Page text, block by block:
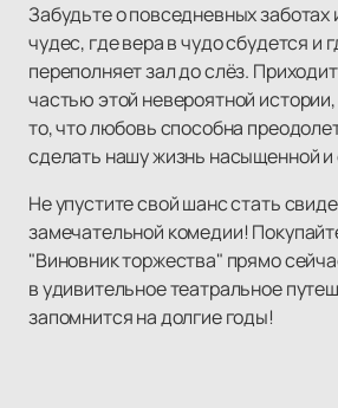
Забудьте о повседневных заботах
чудес, где вера в чудо сбудется и
переполняет зал до слёз.
частью этой невероятной
то, что любовь способна
сделать нашу жизнь насыщенной и
Не упустите свой шанс стать
замечательной комедии!
"Виновник торжества" прямо
в удивительное театральное
запомнится на долгие годы!